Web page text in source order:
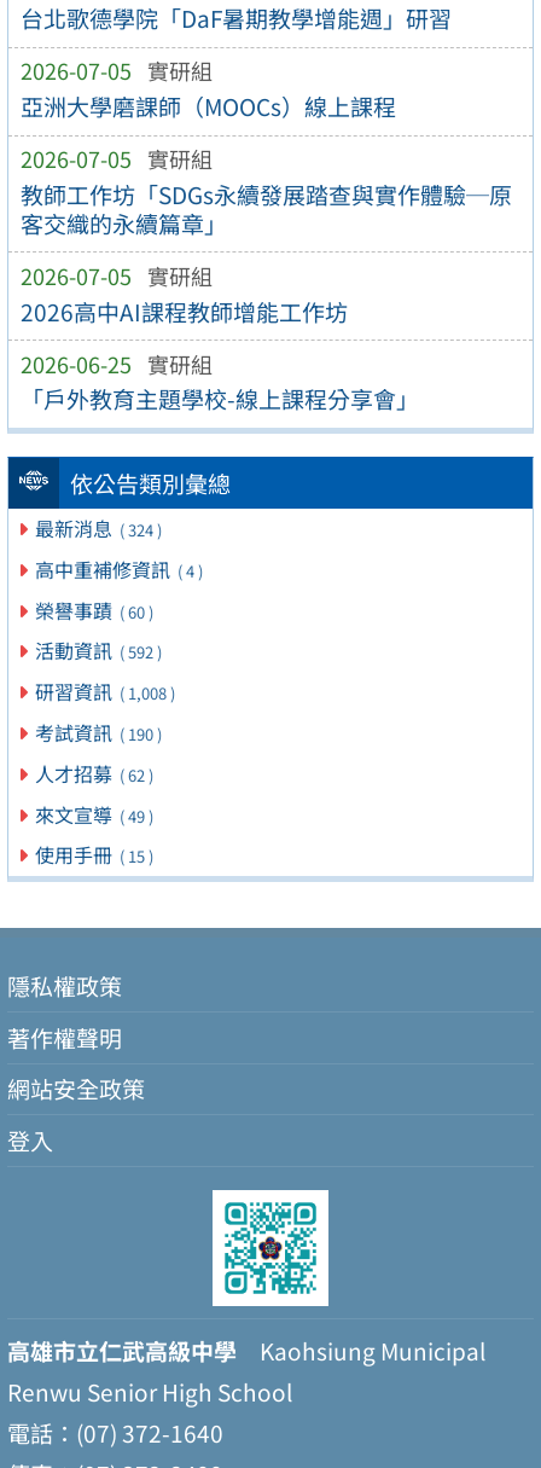
台北歌德學院「DaF暑期教學增能週」研習
2026-07-05 實研組
亞洲大學磨課師（MOOCs）線上課程
2026-07-05 實研組
教師工作坊「SDGs永續發展踏查與實作體驗─原
客交織的永續篇章」
2026-07-05 實研組
2026高中AI課程教師增能工作坊
2026-06-25 實研組
「戶外教育主題學校-線上課程分享會」
依公告類別彙總
最新消息 ( 324 )
高中重補修資訊 ( 4 )
榮譽事蹟 ( 60 )
活動資訊 ( 592 )
研習資訊 ( 1,008 )
考試資訊 ( 190 )
人才招募 ( 62 )
來文宣導 ( 49 )
使用手冊 ( 15 )
隱私權政策
著作權聲明
網站安全政策
登入
高雄市立仁武高級中學 Kaohsiung Municipal
Renwu Senior High School
電話：(07) 372-1640